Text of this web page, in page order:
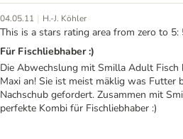
04.05.11 | H.-J. Köhler
This is a stars rating area from zero to 5:
Für Fischliebhaber :)
Die Abwechslung mit Smilla Adult Fisch
Maxi an! Sie ist meist mäklig was Futter
Nachschub gefordert. Zusammen mit
perfekte Kombi für Fischliebhaber :)